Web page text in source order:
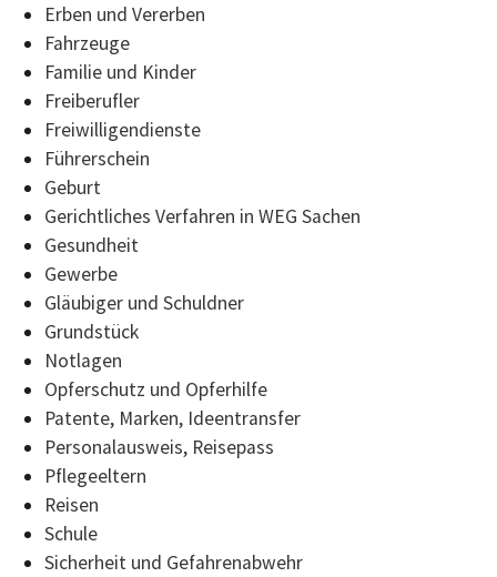
Erben und Vererben
Fahrzeuge
Familie und Kinder
Freiberufler
Freiwilligendienste
Führerschein
Geburt
Gerichtliches Verfahren in WEG Sachen
Gesundheit
Gewerbe
Gläubiger und Schuldner
Grundstück
Notlagen
Opferschutz und Opferhilfe
Patente, Marken, Ideentransfer
Personalausweis, Reisepass
Pflegeeltern
Reisen
Schule
Sicherheit und Gefahrenabwehr